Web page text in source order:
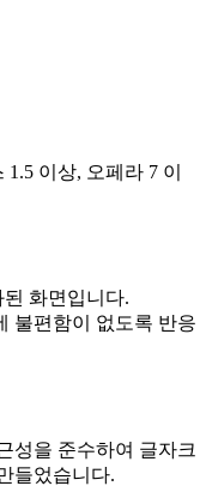
이상, 오페라 7 이
된 화면입니다.
불편함이 없도록 반응
성을 준수하여 글자크
들었습니다.